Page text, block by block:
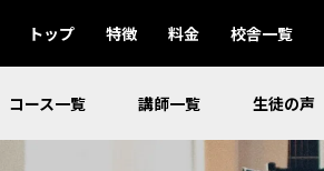
トップ 特徴 料金 校舎一覧
コース一覧 講師一覧 生徒の声